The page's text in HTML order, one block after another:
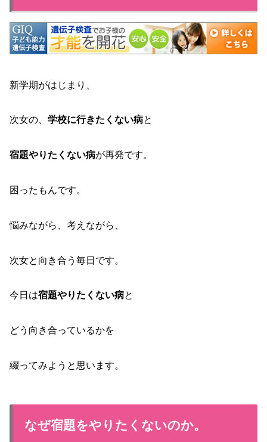
新学期がはじまり、
次女の、 学校に行きたくない病と
宿題やりたくない病が再発です。
困ったもんです。
悩みながら、考えながら、
次女と向き合う毎日です。
今日は宿題やりたくない病と
どう向き合っているかを
綴ってみようと思います。
なぜ宿題をやりたくないのか。